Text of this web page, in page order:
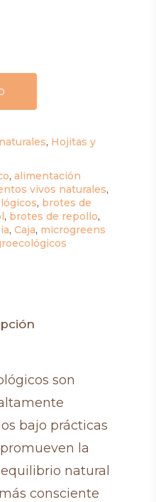
, Hojitas y
, alimentación
vivos naturales,
, brotes de
, brotes de repollo,
, Caja, microgreens
son
bajo prácticas
la
natural
consciente